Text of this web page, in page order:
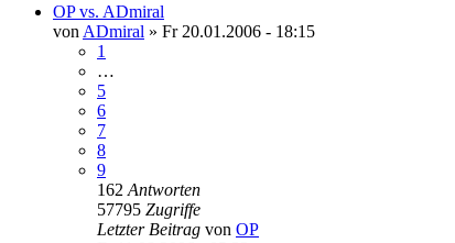
OP vs. ADmiral
von ADmiral » Fr 20.01.2006 - 18:15
1
…
5
6
7
8
9
162 Antworten
57795 Zugriffe
Letzter Beitrag von OP